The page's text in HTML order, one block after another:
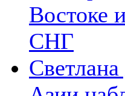
Востоке
СНГ